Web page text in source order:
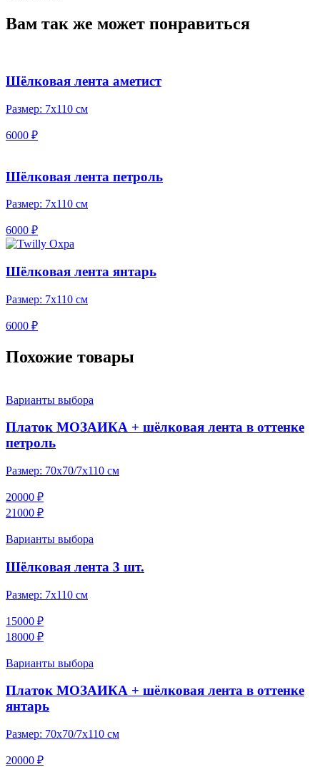
Вам так же может понравиться
Шёлковая лента аметист
Размер: 7х110 см
6000 ₽
Шёлковая лента петроль
Размер: 7х110 см
6000 ₽
Шёлковая лента янтарь
Размер: 7х110 см
6000 ₽
Похожие товары
Варианты выбора
Платок МОЗАИКА + шёлковая лента в оттенке
петроль
Размер: 70х70/7х110 см
20000 ₽
21000 ₽
Варианты выбора
Шёлковая лента 3 шт.
Размер: 7х110 см
15000 ₽
18000 ₽
Варианты выбора
Платок МОЗАИКА + шёлковая лента в оттенке
янтарь
Размер: 70х70/7х110 см
20000 ₽